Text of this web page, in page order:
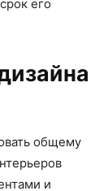
его
общему
и